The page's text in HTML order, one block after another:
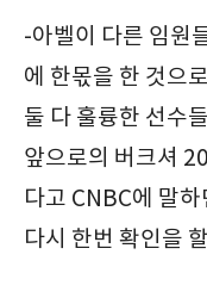
-아벨이 다른 임원
에 한몫을 한 것으
둘 다 훌륭한 선수
앞으로의 버크셔
다고 CNBC에 말
다시 한번 확인을